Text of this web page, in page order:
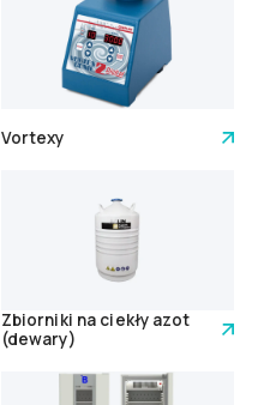
Vortexy
Zbiorniki na ciekły azot
(dewary)